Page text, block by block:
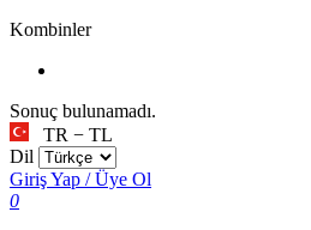
Kombinler
Sonuç bulunamadı.
TR − TL
Dil
Giriş Yap / Üye Ol
0